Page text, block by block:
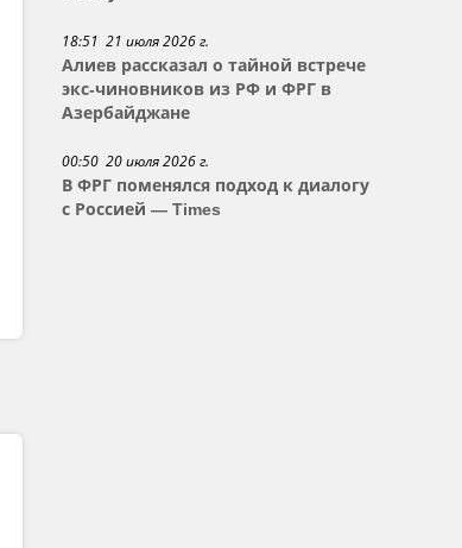
18:51 21 июля 2026 г.
Алиев рассказал о тайной встрече
экс-чиновников из РФ и ФРГ в
Азербайджане
00:50 20 июля 2026 г.
В ФРГ поменялся подход к диалогу
с Россией — Times